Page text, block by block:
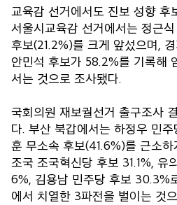
교육감 선거에서도 진보 성향 후
서울시교육감 선거에서는 정근
후보(21.2%)를 크게 앞섰으며,
안민석 후보가 58.2%를 기록해
서는 것으로 조사됐다.
국회의원 재보궐선거 출구조사
다. 부산 북갑에서는 하정우 민
훈 무소속 후보(41.6%)를 근소
조국 조국혁신당 후보 31.1%, 유
6%, 김용남 민주당 후보 30.3%
에서 치열한 3파전을 벌이는 것